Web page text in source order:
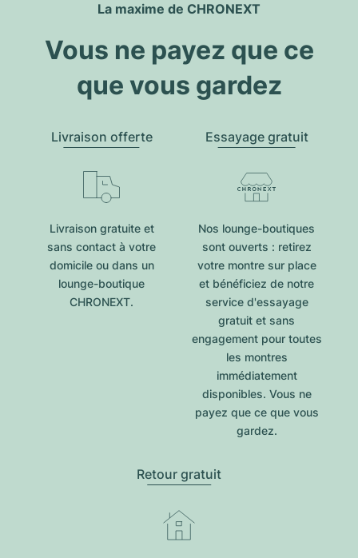
La maxime de CHRONEXT
Vous ne payez que ce
que vous gardez
Livraison offerte
Livraison gratuite et
sans contact à votre
domicile ou dans un
lounge-boutique
CHRONEXT.
Essayage gratuit
Nos lounge-boutiques
sont ouverts : retirez
votre montre sur place
et bénéficiez de notre
service d'essayage
gratuit et sans
engagement pour toutes
les montres
immédiatement
disponibles. Vous ne
payez que ce que vous
gardez.
Retour gratuit